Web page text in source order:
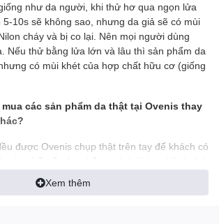
như da người, khi thử hơ qua ngọn lửa
10s sẽ không sao, nhưng da giả sẽ có mùi
cháy và bị co lại. Nên mọi người dùng
Nếu thử bằng lửa lớn và lâu thì sản phẩm da
có mùi khét của hợp chất hữu cơ (giống
các sản phẩm da thật tại Ovenis thay
được Ovenis chụp thật trên tay để khách có
xác nhất về sản phẩm, tránh làm sai lệch tính
Xem thêm